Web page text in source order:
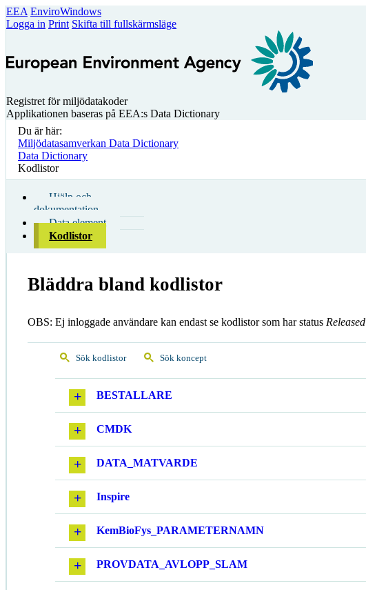
EEA EnviroWindows
Logga in Print Skifta till fullskärmsläge
Registret för miljödatakoder
Applikationen baseras på EEA:s Data Dictionary
Du är här:
Miljödatasamverkan Data Dictionary
Data Dictionary
Kodlistor
Hjälp och
dokumentation
Data element
Kodlistor
Bläddra bland kodlistor
OBS: Ej inloggade användare kan endast se kodlistor som har status Released
Sök kodlistor Sök koncept
BESTALLARE
CMDK
DATA_MATVARDE
Inspire
KemBioFys_PARAMETERNAMN
PROVDATA_AVLOPP_SLAM